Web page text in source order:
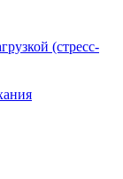
(стресс-